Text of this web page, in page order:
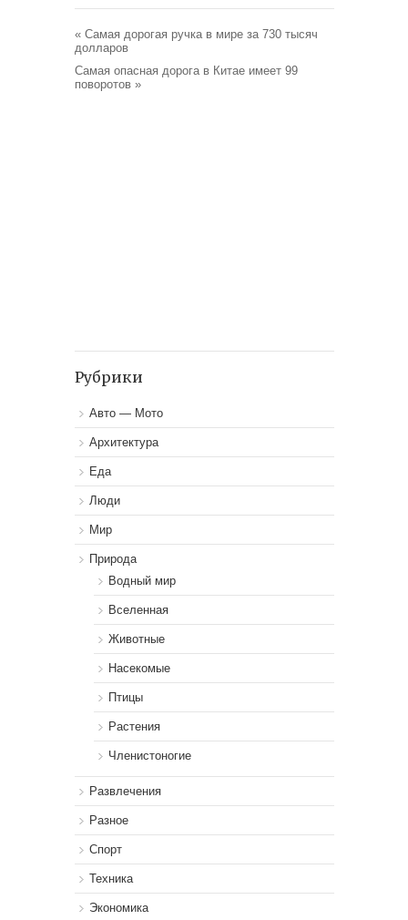
«Самая дорогая ручка в мире за 730 тысяч
долларов
Самая опасная дорога в Китае имеет 99
поворотов »
Рубрики
Авто — Мото
Архитектура
Еда
Люди
Мир
Природа
Водный мир
Вселенная
Животные
Насекомые
Птицы
Растения
Членистоногие
Развлечения
Разное
Спорт
Техника
Экономика